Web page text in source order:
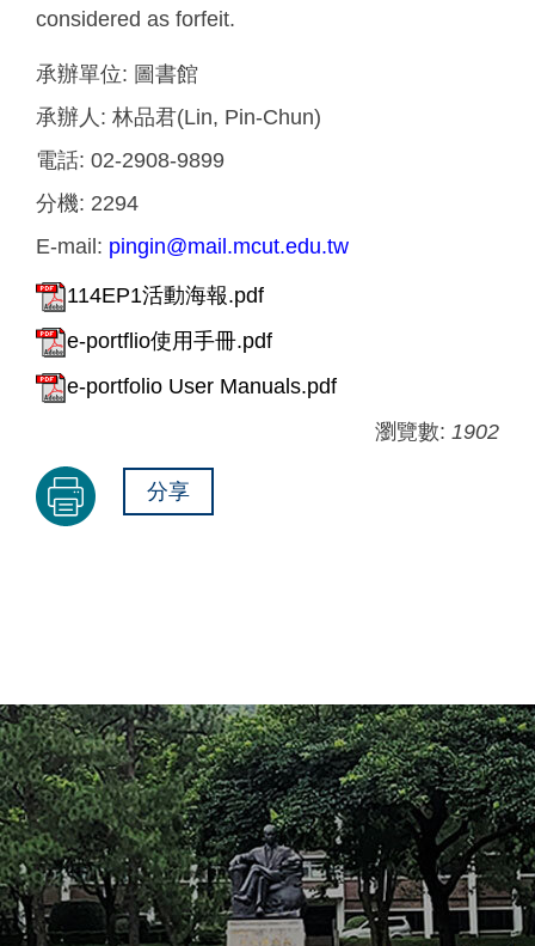
considered as forfeit.
承辦單位: 圖書館
承辦人: 林品君(Lin, Pin-Chun)
電話: 02-2908-9899
分機: 2294
E-mail: pingin@mail.mcut.edu.tw
114EP1活動海報.pdf
e-portflio使用手冊.pdf
e-portfolio User Manuals.pdf
瀏覽數: 1902
分享